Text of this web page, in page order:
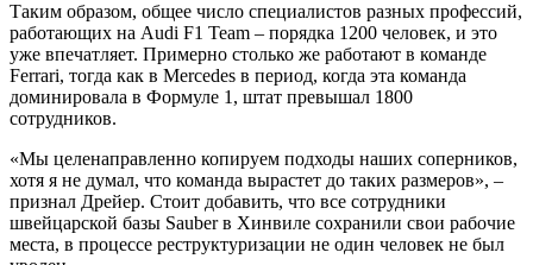
Таким образом, общее число специалистов разных профессий,
работающих на Audi F1 Team – порядка 1200 человек, и это
уже впечатляет. Примерно столько же работают в команде
Ferrari, тогда как в Mercedes в период, когда эта команда
доминировала в Формуле 1, штат превышал 1800
сотрудников.
«Мы целенаправленно копируем подходы наших соперников,
хотя я не думал, что команда вырастет до таких размеров», –
признал Дрейер. Стоит добавить, что все сотрудники
швейцарской базы Sauber в Хинвиле сохранили свои рабочие
места, в процессе реструктуризации не один человек не был